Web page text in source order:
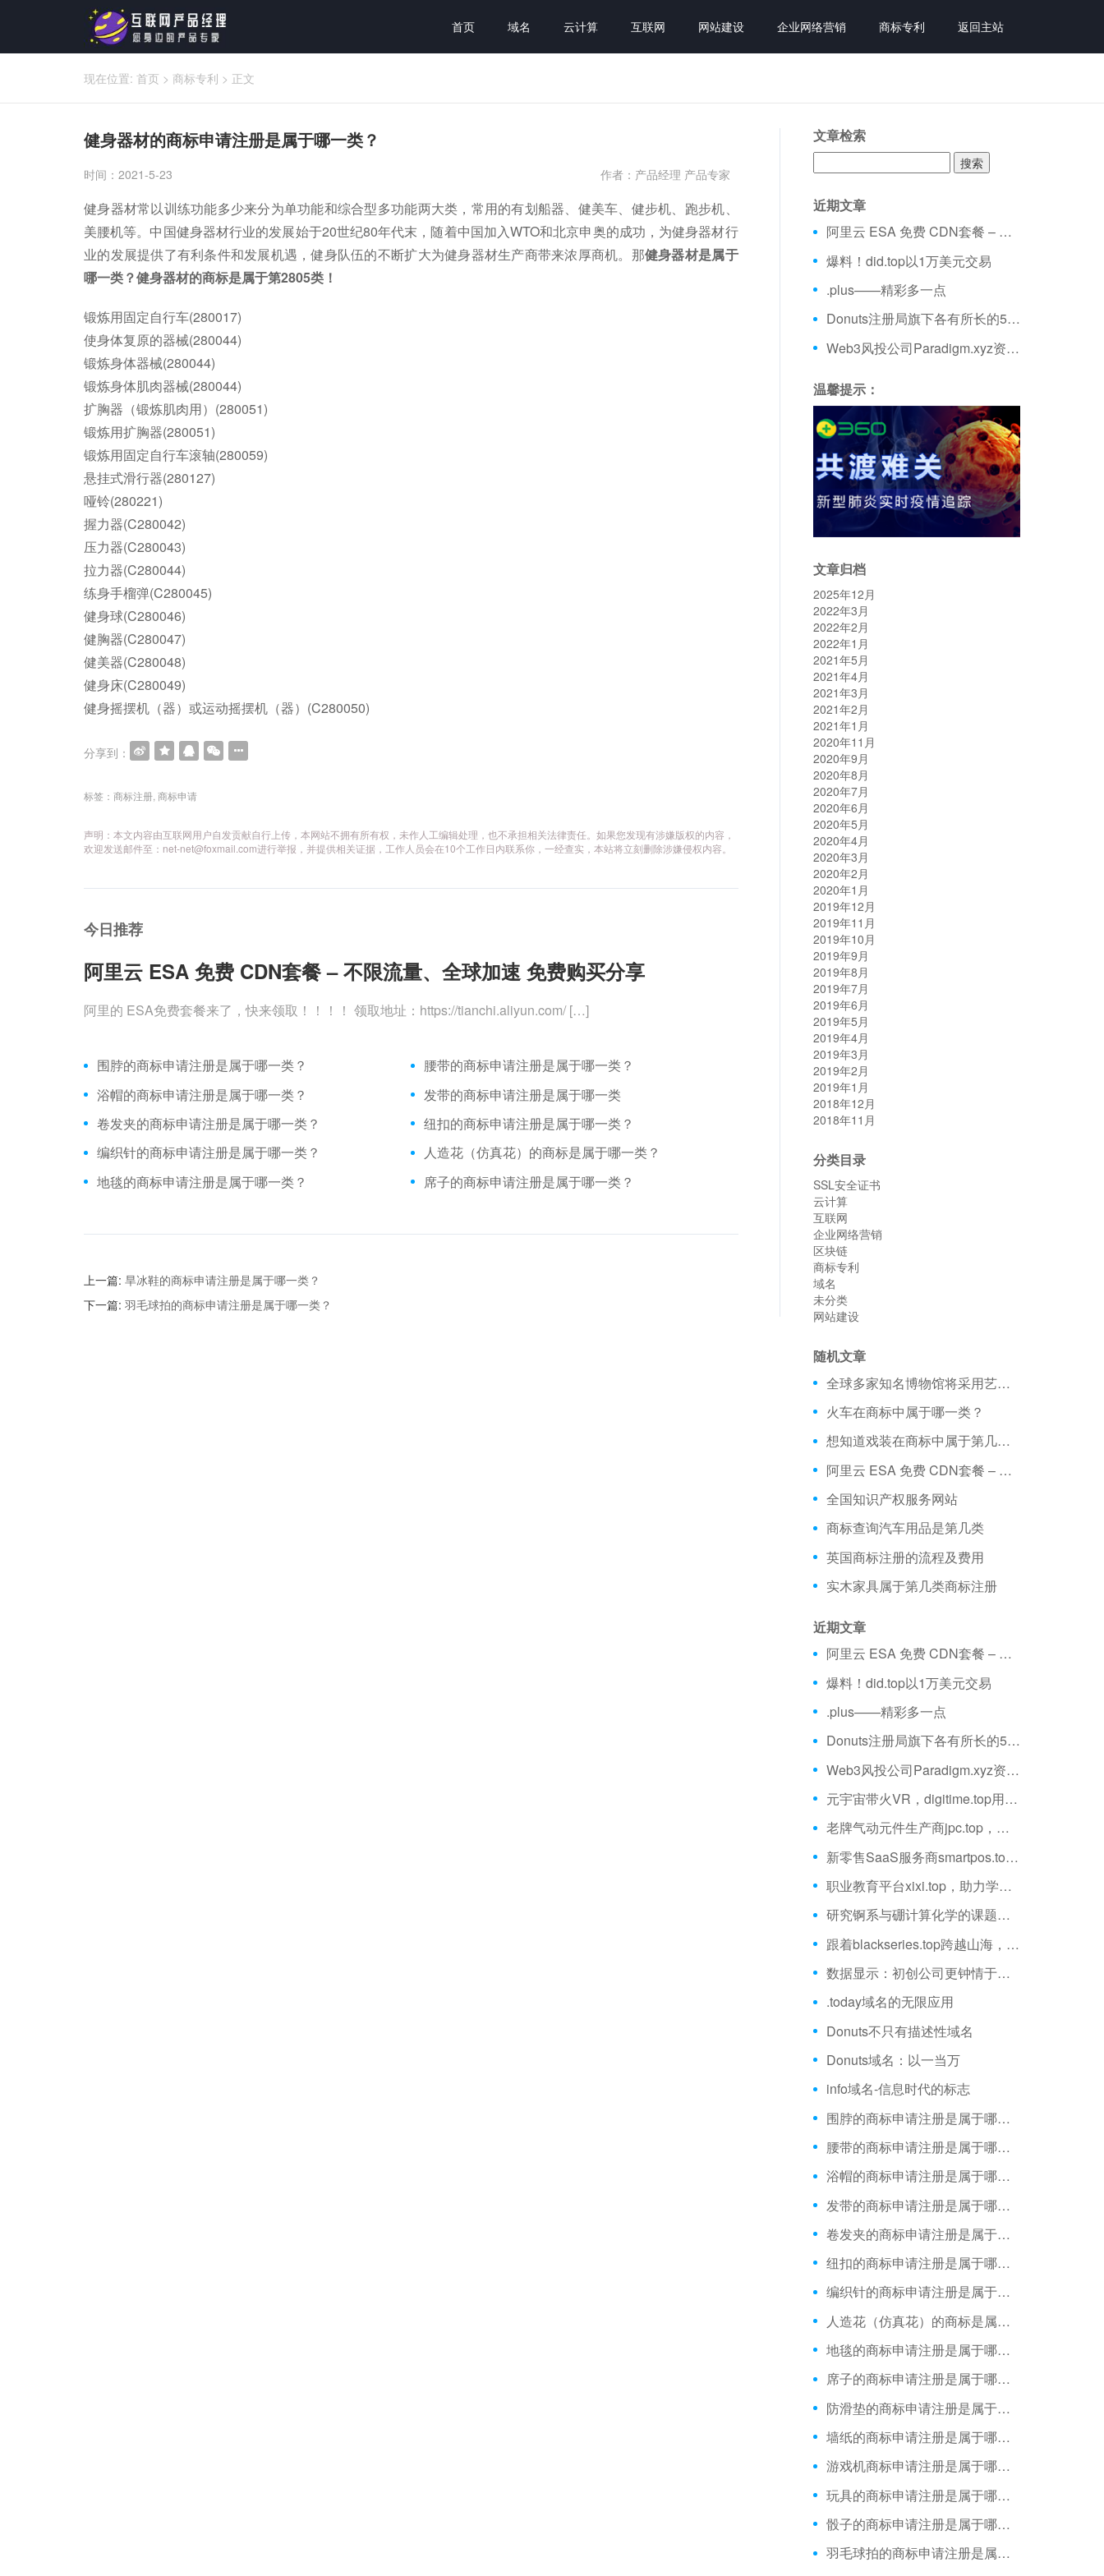
首页 域名 云计算 互联网 网站建设 企业网络营销 商标专利 返回主站
现在位置: 首页 > 商标专利 > 正文
健身器材的商标申请注册是属于哪一类？
时间：2021-5-23 作者：产品经理 产品专家
健身器材常以训练功能多少来分为单功能和综合型多功能两大类，常用的有划船器、健美车、健步机、跑步机、
美腰机等。中国健身器材行业的发展始于20世纪80年代末，随着中国加入WTO和北京申奥的成功，为健身器材行
业的发展提供了有利条件和发展机遇，健身队伍的不断扩大为健身器材生产商带来浓厚商机。那健身器材是属于
哪一类？健身器材的商标是属于第2805类！
锻炼用固定自行车(280017)
使身体复原的器械(280044)
锻炼身体器械(280044)
锻炼身体肌肉器械(280044)
扩胸器（锻炼肌肉用）(280051)
锻炼用扩胸器(280051)
锻炼用固定自行车滚轴(280059)
悬挂式滑行器(280127)
哑铃(280221)
握力器(C280042)
压力器(C280043)
拉力器(C280044)
练身手榴弹(C280045)
健身球(C280046)
健胸器(C280047)
健美器(C280048)
健身床(C280049)
健身摇摆机（器）或运动摇摆机（器）(C280050)
分享到：
标签： 商标注册 商标申请
声明：本文内容由互联网用户自发贡献自行上传，本网站不拥有所有权，未作人工编辑处理，也不承担相关法律责任。如果您发现有涉嫌版权的内容，
欢迎发送邮件至：net-net@foxmail.com进行举报，并提供相关证据，工作人员会在10个工作日内联系你，一经查实，本站将立刻删除涉嫌侵权内容。
今日推荐
阿里云 ESA 免费 CDN套餐 – 不限流量、全球加速 免费购买分享
阿里的 ESA免费套餐来了，快来领取！！！！ 领取地址：https://tianchi.aliyun.com/ […]
围脖的商标申请注册是属于哪一类？
腰带的商标申请注册是属于哪一类？
浴帽的商标申请注册是属于哪一类？
发带的商标申请注册是属于哪一类
卷发夹​的商标申请注册是属于哪一类？
纽扣的商标申请注册是属于哪一类？
编织针​的商标申请注册是属于哪一类？
人造花（仿真花）的商标是属于哪一类？
地毯的商标申请注册是属于哪一类？
席子的商标申请注册是属于哪一类？
上一篇: 旱冰鞋的商标申请注册是属于哪一类？
下一篇: 羽毛球拍的商标申请注册是属于哪一类？
文章检索
索：
近期文章
阿里云 ESA 免费 CDN套餐 – 不限流量、全球加速 免费购买分享
爆料！did.top以1万美元交易
.plus——精彩多一点
Donuts注册局旗下各有所长的5大域名
Web3风投公司Paradigm.xyz资金量超25亿美元
温馨提示：
文章归档
2025年12月
2022年3月
2022年2月
2022年1月
2021年5月
2021年4月
2021年3月
2021年2月
2021年1月
2020年11月
2020年9月
2020年8月
2020年7月
2020年6月
2020年5月
2020年4月
2020年3月
2020年2月
2020年1月
2019年12月
2019年11月
2019年10月
2019年9月
2019年8月
2019年7月
2019年6月
2019年5月
2019年4月
2019年3月
2019年2月
2019年1月
2018年12月
2018年11月
分类目录
SSL安全证书
云计算
互联网
企业网络营销
区块链
商标专利
域名
未分类
网站建设
随机文章
全球多家知名博物馆将采用艺术文化专属域名.ART
火车在商标中属于哪一类？
想知道戏装在商标中属于第几类？
阿里云 ESA 免费 CDN套餐 – 不限流量、全球加速 免费购买分享
全国知识产权服务网站
商标查询汽车用品是第几类
英国商标注册的流程及费用
实木家具属于第几类商标注册
近期文章
阿里云 ESA 免费 CDN套餐 – 不限流量、全球加速 免费购买分享
爆料！did.top以1万美元交易
.plus——精彩多一点
Donuts注册局旗下各有所长的5大域名
Web3风投公司Paradigm.xyz资金量超25亿美元
元宇宙带火VR，digitime.top用VR推动教育创新
老牌气动元件生产商jpc.top，将“中国造”带向世界
新零售SaaS服务商smartpos.top，为中小商户数字化赋能
职业教育平台xixi.top，助力学员能力提升
研究锕系与硼计算化学的课题组cabc.top
跟着blackseries.top跨越山海，享受旅途时光
数据显示：初创公司更钟情于描述性域名
.today域名的无限应用
Donuts不只有描述性域名
Donuts域名：以一当万
info域名-信息时代的标志
围脖的商标申请注册是属于哪一类？
腰带的商标申请注册是属于哪一类？
浴帽的商标申请注册是属于哪一类？
发带的商标申请注册是属于哪一类
卷发夹​的商标申请注册是属于哪一类？
纽扣的商标申请注册是属于哪一类？
编织针​的商标申请注册是属于哪一类？
人造花（仿真花）的商标是属于哪一类？
地毯的商标申请注册是属于哪一类？
席子的商标申请注册是属于哪一类？
防滑垫的商标申请注册是属于哪一类？
墙纸的商标申请注册是属于哪一类？
游戏机商标申请注册是属于哪一类？
玩具的商标申请注册是属于哪一类？
骰子的商标申请注册是属于哪一类？
羽毛球拍的商标申请注册是属于哪一类？